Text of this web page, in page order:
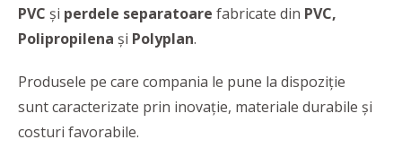
PVC și perdele separatoare fabricate din PVC,
Polipropilena și Polyplan.
Produsele pe care compania le pune la dispoziție
sunt caracterizate prin inovație, materiale durabile și
costuri favorabile.